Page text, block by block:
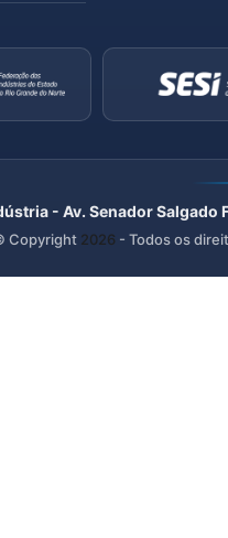
- Av. Senador
Copyright 2026 - Todos os